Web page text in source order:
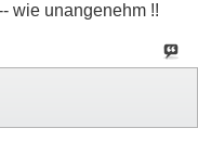
wie unangenehm !!